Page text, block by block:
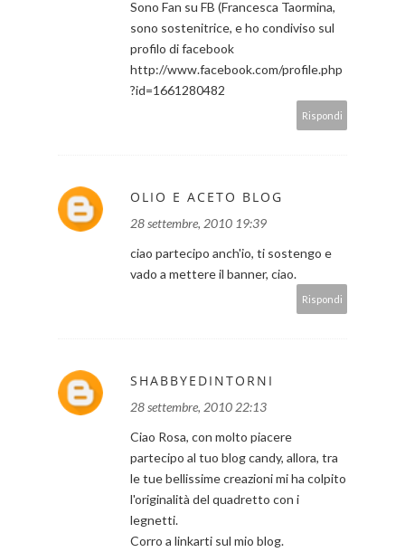
Sono Fan su FB (Francesca Taormina,
sono sostenitrice, e ho condiviso sul
profilo di facebook
http://www.facebook.com/profile.php
?id=1661280482
Rispondi
OLIO E ACETO BLOG
28 settembre, 2010 19:39
ciao partecipo anch'io, ti sostengo e
vado a mettere il banner, ciao.
Rispondi
SHABBYEDINTORNI
28 settembre, 2010 22:13
Ciao Rosa, con molto piacere
partecipo al tuo blog candy, allora, tra
le tue bellissime creazioni mi ha colpito
l'originalità del quadretto con i
legnetti.
Corro a linkarti sul mio blog.